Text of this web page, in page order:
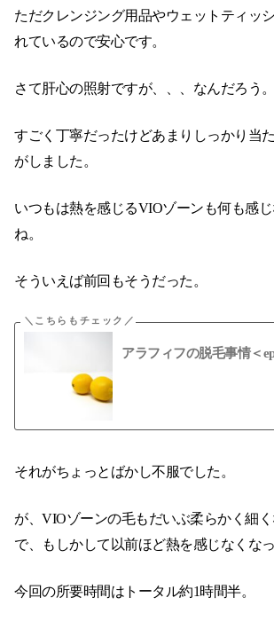
ただクレンジング用品やウェットティッ
れているので安心です。
さて肝心の照射ですが、、、なんだろう。
すごく丁寧だったけどあまりしっかり当
がしました。
いつもは熱を感じるVIOゾーンも何も感
ね。
そういえば前回もそうだった。
アラフィフの脱毛事情＜
それがちょっとばかし不服でした。
が、VIOゾーンの毛もだいぶ柔らかく細
で、もしかして以前ほど熱を感じなくな
今回の所要時間はトータル約1時間半。